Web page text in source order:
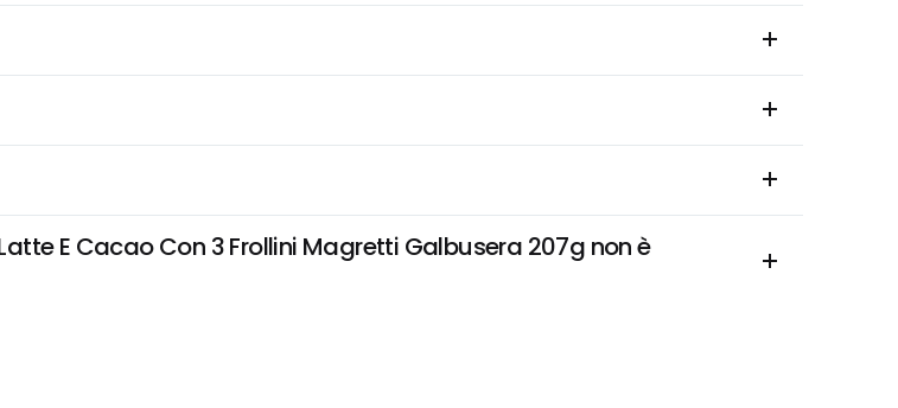
E Cacao Con 3 Frollini Magretti Galbusera 207g non è